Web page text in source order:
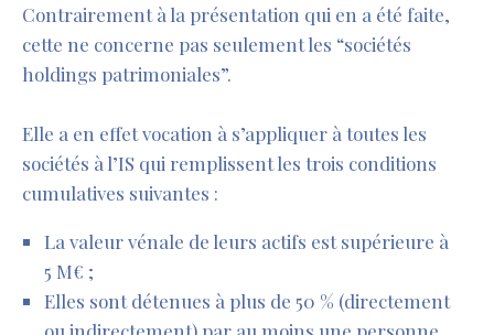
Contrairement à la présentation qui en a été faite,
cette ne concerne pas seulement les “sociétés
holdings patrimoniales”.
Elle a en effet vocation à s’appliquer à toutes les
sociétés à l’IS qui remplissent les trois conditions
cumulatives suivantes :
La valeur vénale de leurs actifs est supérieure à
5 M€ ;
Elles sont détenues à plus de 50 % (directement